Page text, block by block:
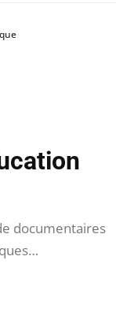
documentaires